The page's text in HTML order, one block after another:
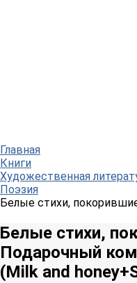
Главная
Книги
Художественная
Поэзия
Белые стихи,
Белые стихи,
Подарочный
(Milk and